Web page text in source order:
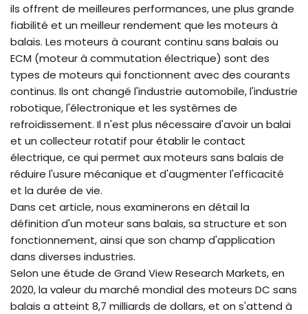
ils offrent de meilleures performances, une plus grande
fiabilité et un meilleur rendement que les moteurs à
balais. Les moteurs à courant continu sans balais ou
ECM (moteur à commutation électrique) sont des
types de moteurs qui fonctionnent avec des courants
continus. Ils ont changé l'industrie automobile, l'industrie
robotique, l'électronique et les systèmes de
refroidissement. Il n'est plus nécessaire d'avoir un balai
et un collecteur rotatif pour établir le contact
électrique, ce qui permet aux moteurs sans balais de
réduire l'usure mécanique et d'augmenter l'efficacité
et la durée de vie.
Dans cet article, nous examinerons en détail la
définition d'un moteur sans balais, sa structure et son
fonctionnement, ainsi que son champ d'application
dans diverses industries.
Selon une étude de Grand View Research Markets, en
2020, la valeur du marché mondial des moteurs DC sans
balais a atteint 8,7 milliards de dollars, et on s'attend à